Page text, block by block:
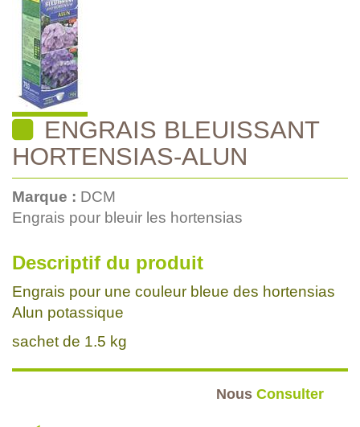
ENGRAIS BLEUISSANT
HORTENSIAS-ALUN
Marque : DCM
Engrais pour bleuir les hortensias
Descriptif du produit
Engrais pour une couleur bleue des hortensias
Alun potassique
sachet de 1.5 kg
Nous Consulter